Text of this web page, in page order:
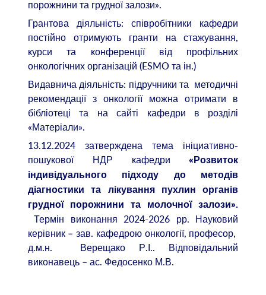
порожнини та грудної залози».
Грантова діяльність: співробітники кафедри
постійно отримують гранти на стажування,
курси та конференції від профільних
онкологічних організацій (ESMO та ін.)
Видавнича діяльність: підручники та методичні
рекомендації з онкології можна отримати в
бібліотеці та на сайті кафедри в розділі
«Матеріали».
13.12.2024 затверждена тема ініциативно-
пошукової НДР кафедри «Розвиток
індивідуального підходу до методів
діагностики та лікування пухлин органів
грудної порожнини та молочної залози».
Термін виконання 2024-2026 рр. Науковий
керівник – зав. кафедрою онкології, професор,
д.м.н. Верещако Р.І.. Відповідальний
виконавець – ас. Федосенко М.В.